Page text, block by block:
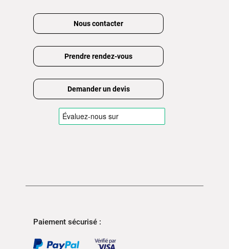
Nous contacter
Prendre rendez-vous
Demander un devis
Paiement sécurisé :